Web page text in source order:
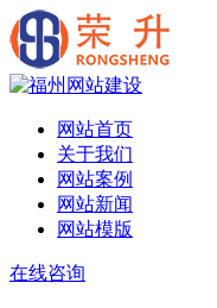
网站首页
关于我们
网站案例
网站新闻
网站模版
在线咨询